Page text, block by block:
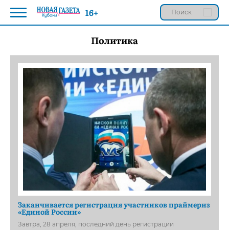
Политика
Заканчивается регистрация участников праймериз
«Единой России»
Завтра, 28 апреля, последний день регистрации
16+